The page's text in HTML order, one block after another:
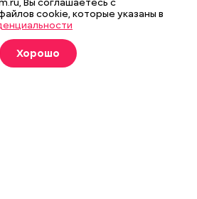
поддержке Департамента
и рекламы города Москвы.
технологии
предоставления информации
cookie, которые указаны в
Хорошо